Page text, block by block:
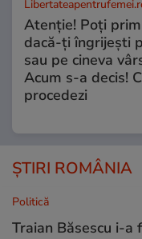
Atenție! Poți
dacă-ți îngrijești
sau pe cineva
Acum s-a decis!
procedezi
ȘTIRI ROMÂNIA
Politică
Traian Băsescu i-a